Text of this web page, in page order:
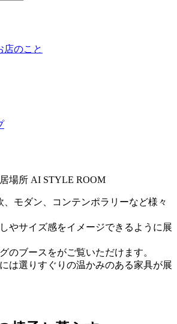
店のこと
、モダン、コンテンポラリーなど様々
やサイズ感をイメージできるように展
のブースをがご覧いただけます。
は選りすぐりの温かみのある家具が展